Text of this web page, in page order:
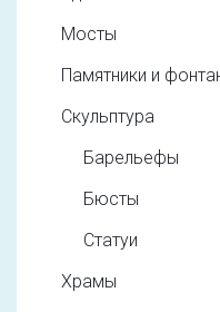
Мосты
Памятники и
Скульптура
Барельефы
Бюсты
Статуи
Храмы